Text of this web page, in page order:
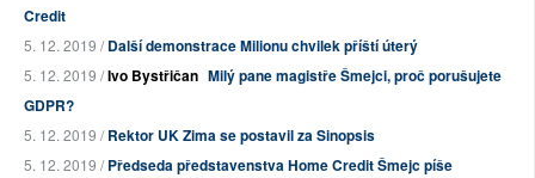
Credit
5. 12. 2019 /Další demonstrace Milionu chvilek příští úterý
5. 12. 2019 /Ivo Bystřičan Milý pane magistře Šmejci, proč porušujete
GDPR?
5. 12. 2019 /Rektor UK Zima se postavil za Sinopsis
5. 12. 2019 /Předseda představenstva Home Credit Šmejc píše